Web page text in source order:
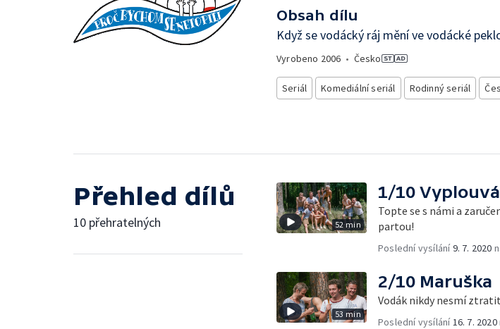
Obsah dílu
Když se vodácký ráj mění ve vodácké
Vyrobeno 2006 • Česko
Seriál Komediální seriál Rodinný seriál
Přehled dílů
10 přehratelných 52 min
1/10
Topte se s námi a
partou!
Poslední vysílání9. 7. 2020
53 min
2/10 Maruška
Vodák nikdy nesmí
Poslední vysílání 16. 7. 2020